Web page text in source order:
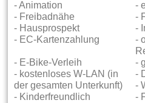
- Animation
-
- Freibadnähe
-
- Hausprospekt
-
- EC-Kartenzahlung
-
- E-Bike-Verleih
-
- kostenloses W-LAN (in
der gesamten Unterkunft)
-
-
- Kinderfreundlich
-